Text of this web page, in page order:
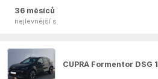
36 měsíců
nejlevnější s
CUPRA Formentor DSG